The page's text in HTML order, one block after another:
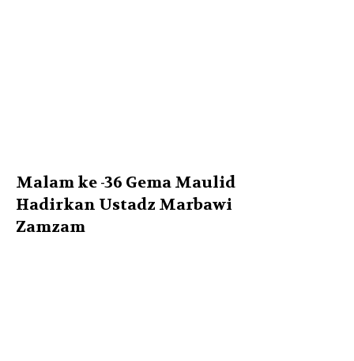
Malam ke -36 Gema Maulid
Hadirkan Ustadz Marbawi
Zamzam